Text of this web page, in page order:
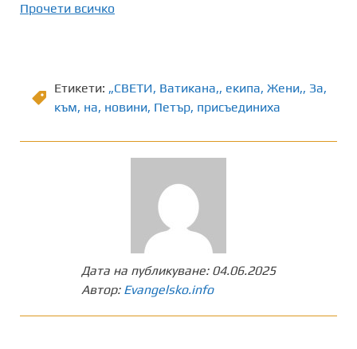
Прочети всичко
Етикети: „СВЕТИ, Ватикана,, екипа, Жени,, Зa,
към, на, новини, Петър, присъединиха
Дата на публикуване: 04.06.2025
Автор: Evangelsko.info